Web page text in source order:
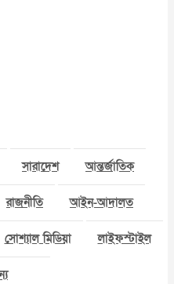
সারাদেশ আন্তর্জাতিক
রাজনীতি আইন-আদালত
সোশ্যাল মিডিয়া লাইফস্টাইল